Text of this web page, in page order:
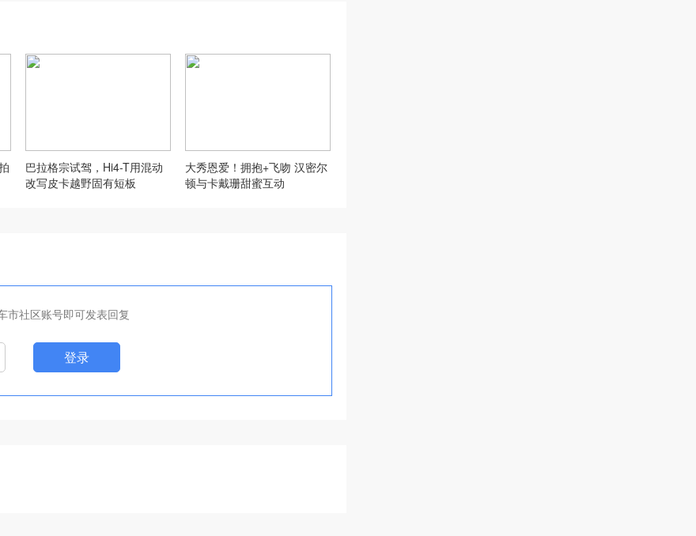
巴拉格宗试驾，Hi4-T用混动
改写皮卡越野固有短板
大秀恩爱！拥抱+飞吻 汉密尔
顿与卡戴珊甜蜜互动
市社区账号即可发表回复
登录